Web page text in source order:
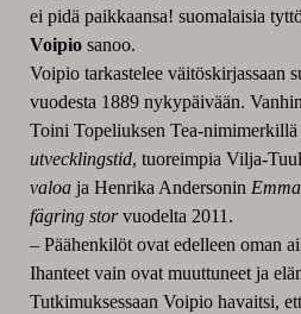
ei pidä paikkaansa! suomalaisia
Voipiosanoo.
Voipio tarkastelee väitöskirjassaan
vuodesta 1889 nykypäivään.
Toini Topeliuksen Tea-nimimerkillä
utvecklingstid, tuoreimpia Vilja-
valoaja Henrika Andersonin
fägring storvuodelta 2011.
– Päähenkilöt ovat edelleen oman
Ihanteet vain ovat muuttuneet ja
Tutkimuksessaan Voipio havaitsi,